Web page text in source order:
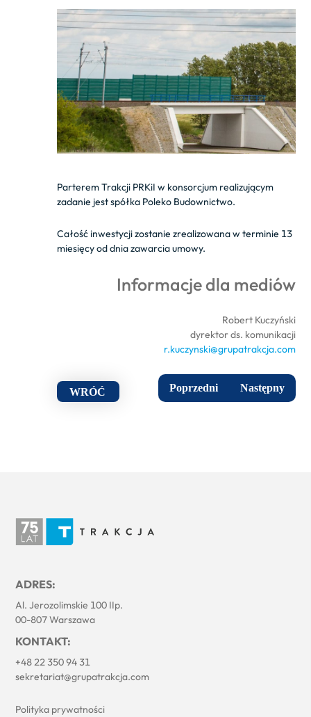
Parterem Trakcji PRKiI w konsorcjum realizującym
zadanie jest spółka Poleko Budownictwo.
Całość inwestycji zostanie zrealizowana w terminie 13
miesięcy od dnia zawarcia umowy.
Informacje dla mediów
Robert Kuczyński
dyrektor ds. komunikacji
r.kuczynski@grupatrakcja.com
WRÓĆ Poprzedni Następny
ADRES:
Al. Jerozolimskie 100 IIp.
00-807 Warszawa
KONTAKT:
+48 22 350 94 31
sekretariat@grupatrakcja.com
Polityka prywatności